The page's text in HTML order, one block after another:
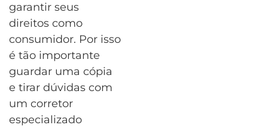
garantir seus
direitos como
consumidor. Por isso
é tão importante
guardar uma cópia
e tirar dúvidas com
um corretor
especializado